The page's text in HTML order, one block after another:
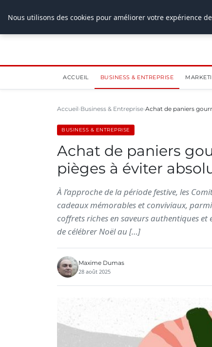
ACCUEIL BUSINESS & ENTREPRISE
Accueil Business & Entreprise Achat de paniers
BUSINESS & ENTREPRISE
Achat de paniers
pièges à éviter
À l’approche de la période festive, les
cadeaux mémorables et conviviaux,
coffrets riches en saveurs authentiques
de célébrer Noël au […]
Maxime Dumas
28 août 2025
Nous utilisons des cookies pour améliorer votre expérience